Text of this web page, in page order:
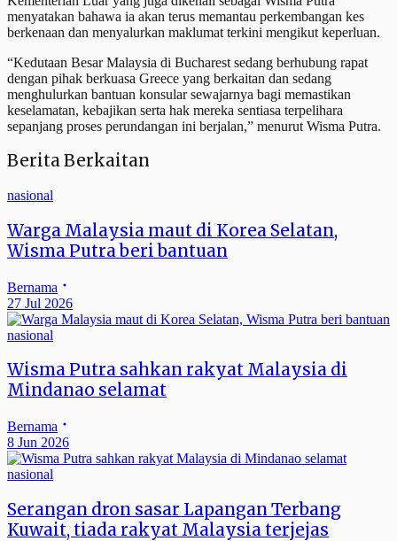
menyatakan bahawa ia akan terus memantau perkembangan kes
berkenaan dan menyalurkan maklumat terkini mengikut keperluan.
“Kedutaan Besar Malaysia di Bucharest sedang berhubung rapat
dengan pihak berkuasa Greece yang berkaitan dan sedang
menghulurkan bantuan konsular sewajarnya bagi memastikan
keselamatan, kebajikan serta hak mereka sentiasa terpelihara
sepanjang proses perundangan ini berjalan,” menurut Wisma Putra.
Berita Berkaitan
nasional
Warga Malaysia maut di Korea Selatan,
Wisma Putra beri bantuan
Bernama
27 Jul 2026
nasional
Wisma Putra sahkan rakyat Malaysia di
Mindanao selamat
Bernama
8 Jun 2026
nasional
Serangan dron sasar Lapangan Terbang
Kuwait, tiada rakyat Malaysia terjejas